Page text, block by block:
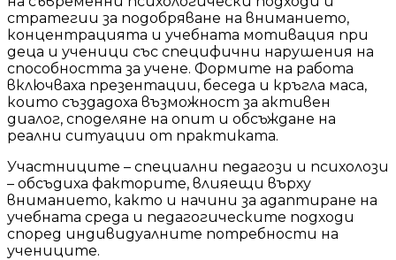
стратегии за подобряване на вниманието,
концентрацията и учебната мотивация при
деца и ученици със специфични нарушения на
способността за учене. Формите на работа
включваха презентации, беседа и кръгла маса,
които създадоха възможност за активен
диалог, споделяне на опит и обсъждане на
реални ситуации от практиката.
Участниците – специални педагози и психолози
– обсъдиха факторите, влияещи върху
вниманието, както и начини за адаптиране на
учебната среда и педагогическите подходи
според индивидуалните потребности на
учениците.